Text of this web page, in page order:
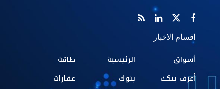
اقسام الاخبار
أسواق
أعرف بنكك
الرئيسية
بنوك
طاقة
عقارات